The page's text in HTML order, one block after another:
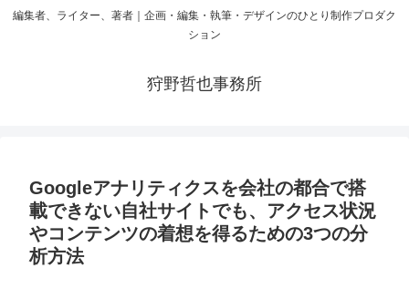
編集者、ライター、著者｜企画・編集・執筆・デザインのひとり制作プロダク
ション
狩野哲也事務所
Googleアナリティクスを会社の都合で搭
載できない自社サイトでも、アクセス状況
やコンテンツの着想を得るための3つの分
析方法